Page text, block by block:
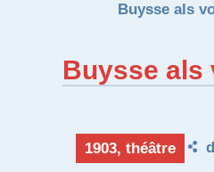
Buysse als
Buysse als
1903, théâtre